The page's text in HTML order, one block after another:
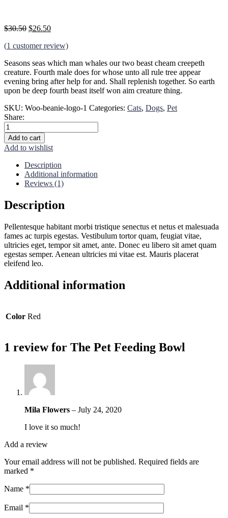
$30.50 $26.50
(1 customer review)
Seasons seas which man whales our two beast cheam creepeth
creature. Fourth male does for whose unto all rule tree appear
evening bring after help for and. Shall replenish together. So earth
upon be deep fourth beast itself won aim creature thing.
SKU: Woo-beanie-logo-1 Categories: Cats, Dogs, Pet
Share:
The
Pet
Feeding
Bowl
quantity
Add to cart
Add to wishlist
Description
Additional information
Reviews (1)
Description
Pellentesque habitant morbi tristique senectus et netus et malesuada
fames ac turpis egestas. Vestibulum tortor quam, feugiat vitae,
ultricies eget, tempor sit amet, ante. Donec eu libero sit amet quam
egestas semper. Aenean ultricies mi vitae est. Mauris placerat
eleifend leo.
Additional information
Color Red
1 review for The Pet Feeding Bowl
Mila Flowers – July 24, 2020
I love it so much!
Add a review
Your email address will not be published. Required fields are
marked *
Name *
Email *